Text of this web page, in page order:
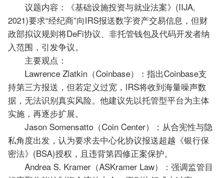
议题内容：《基础设施投资与就业法案》(IIJA,
2021)要求“经纪商”向IRS报送数字资产交易信息，但财
政部拟议规则将DeFi协议、非托管钱包及代码开发者纳
入范围，引发争议。
主要观点：
Lawrence Zlatkin（Coinbase）：指出Coinbase支
持第三方报送，但若定义过宽，IRS将收到海量噪声数
据，无法识别真实风险。他建议先以托管型平台为主体
实施，再逐步扩展。
Jason Somensatto（Coin Center）：从合宪性与隐
私角度出发，认为要求去中心化协议报送超越《银行保
密法》(BSA)授权，且违背第四修正案保护。
Andrea S. Kramer（ASKramer Law）：强调监管目